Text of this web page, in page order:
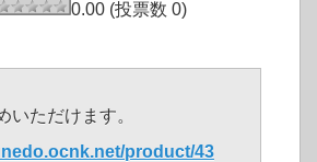
0.00 (投票数 0)
いただけます。
product/43